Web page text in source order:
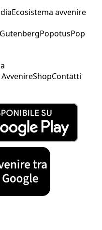
Ecosistema avvenire
GutenbergPopotusPop
ShopContatti